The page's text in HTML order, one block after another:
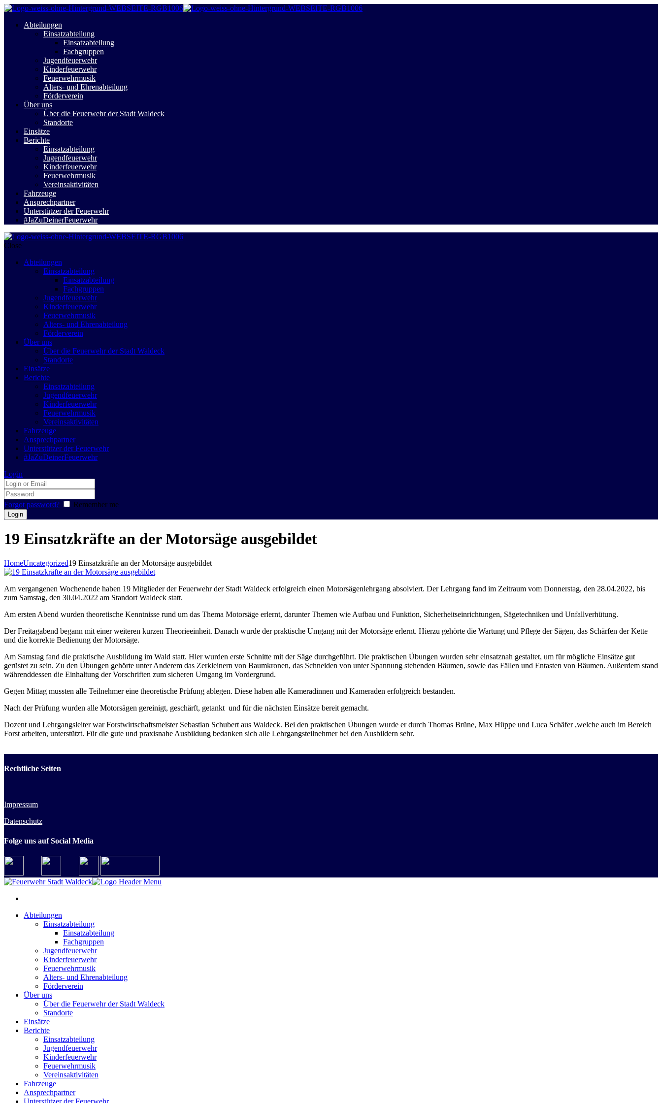
Abteilungen
Einsatzabteilung
Einsatzabteilung
Fachgruppen
Jugendfeuerwehr
Kinderfeuerwehr
Feuerwehrmusik
Alters- und Ehrenabteilung
Förderverein
Über uns
Über die Feuerwehr der Stadt Waldeck
Standorte
Einsätze
Berichte
Einsatzabteilung
Jugendfeuerwehr
Kinderfeuerwehr
Feuerwehrmusik
Vereinsaktivitäten
Fahrzeuge
Ansprechpartner
Unterstützer der Feuerwehr
#JaZuDeinerFeuerwehr
Close
Abteilungen
Einsatzabteilung
Einsatzabteilung
Fachgruppen
Jugendfeuerwehr
Kinderfeuerwehr
Feuerwehrmusik
Alters- und Ehrenabteilung
Förderverein
Über uns
Über die Feuerwehr der Stadt Waldeck
Standorte
Einsätze
Berichte
Einsatzabteilung
Jugendfeuerwehr
Kinderfeuerwehr
Feuerwehrmusik
Vereinsaktivitäten
Fahrzeuge
Ansprechpartner
Unterstützer der Feuerwehr
#JaZuDeinerFeuerwehr
Login
Forgot password? Remember me
19 Einsatzkräfte an der Motorsäge ausgebildet
HomeUncategorized19 Einsatzkräfte an der Motorsäge ausgebildet
Am vergangenen Wochenende haben 19 Mitglieder der Feuerwehr der Stadt Waldeck erfolgreich einen Motorsägenlehrgang absolviert. Der Lehrgang fand im Zeitraum vom Donnerstag, den 28.04.2022, bis
zum Samstag, den 30.04.2022 am Standort Waldeck statt.
Am ersten Abend wurden theoretische Kenntnisse rund um das Thema Motorsäge erlernt, darunter Themen wie Aufbau und Funktion, Sicherheitseinrichtungen, Sägetechniken und Unfallverhütung.
Der Freitagabend begann mit einer weiteren kurzen Theorieeinheit. Danach wurde der praktische Umgang mit der Motorsäge erlernt. Hierzu gehörte die Wartung und Pflege der Sägen, das Schärfen der Kette
und die korrekte Bedienung der Motorsäge.
Am Samstag fand die praktische Ausbildung im Wald statt. Hier wurden erste Schnitte mit der Säge durchgeführt. Die praktischen Übungen wurden sehr einsatznah gestaltet, um für mögliche Einsätze gut
gerüstet zu sein. Zu den Übungen gehörte unter Anderem das Zerkleinern von Baumkronen, das Schneiden von unter Spannung stehenden Bäumen, sowie das Fällen und Entasten von Bäumen. Außerdem stand
währenddessen die Einhaltung der Vorschriften zum sicheren Umgang im Vordergrund.
Gegen Mittag mussten alle Teilnehmer eine theoretische Prüfung ablegen. Diese haben alle Kameradinnen und Kameraden erfolgreich bestanden.
Nach der Prüfung wurden alle Motorsägen gereinigt, geschärft, getankt und für die nächsten Einsätze bereit gemacht.
Dozent und Lehrgangsleiter war Forstwirtschaftsmeister Sebastian Schubert aus Waldeck. Bei den praktischen Übungen wurde er durch Thomas Brüne, Max Hüppe und Luca Schäfer ,welche auch im Bereich
Forst arbeiten, unterstützt. Für die gute und praxisnahe Ausbildung bedanken sich alle Lehrgangsteilnehmer bei den Ausbildern sehr.
Rechtliche Seiten
Impressum
Datenschutz
Folge uns auf Social Media
Abteilungen
Einsatzabteilung
Einsatzabteilung
Fachgruppen
Jugendfeuerwehr
Kinderfeuerwehr
Feuerwehrmusik
Alters- und Ehrenabteilung
Förderverein
Über uns
Über die Feuerwehr der Stadt Waldeck
Standorte
Einsätze
Berichte
Einsatzabteilung
Jugendfeuerwehr
Kinderfeuerwehr
Feuerwehrmusik
Vereinsaktivitäten
Fahrzeuge
Ansprechpartner
Unterstützer der Feuerwehr